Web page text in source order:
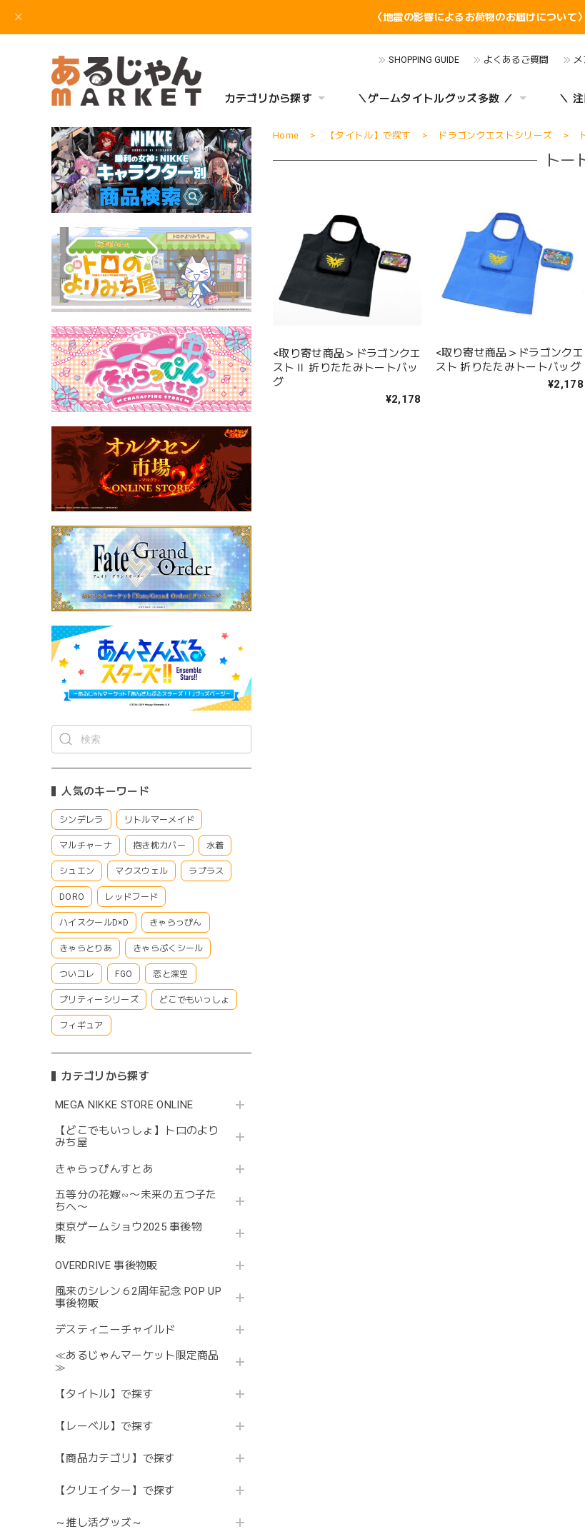
〈地震の影響によるお荷物のお届けについて〉
SHOPPING GUIDE よくあるご質問
カテゴリから探す ＼ゲームタイトルグッズ多数 ／ ＼
人気のキーワード
シンデレラ リトルマーメイド
マルチャーナ 抱き枕カバー 水着
シュエン マクスウェル ラプラス
DORO レッドフード
ハイスクールD×D きゃらっぴん
きゃらとりあ きゃらぷくシール
ついコレ FGO 恋と深空
プリティーシリーズ どこでもいっしょ
フィギュア
カテゴリから探す
MEGA NIKKE STORE ONLINE
【どこでもいっしょ】トロのより
みち屋
きゃらっぴんすとあ
五等分の花嫁∽〜未来の五つ子た
ちへ〜
東京ゲームショウ2025 事後物
販
OVERDRIVE 事後物販
風来のシレン６2周年記念 POP UP
事後物販
デスティニーチャイルド
≪あるじゃんマーケット限定商品
≫
【タイトル】で探す
【レーベル】で探す
【商品カテゴリ】で探す
【クリエイター】で探す
～推し活グッズ～
Home 【タイトル】で探す ドラゴンクエストシリーズ
トー
<取り寄せ商品＞ドラゴンクエ
ストⅡ 折りたたみトートバッ
グ
¥2,178
<取り寄せ商品＞ドラゴンクエ
スト 折りたたみトートバッグ
¥2,178